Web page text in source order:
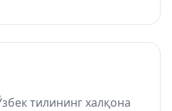
тилининг халқона